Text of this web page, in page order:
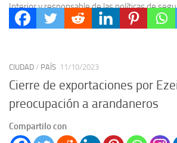
Interior y responsable de las políticas de
ingresó al gobierno en un...
CIUDAD / PAÍS 11/10/2023
Cierre de exportaciones por
preocupación a arandaneros
Compartilo con